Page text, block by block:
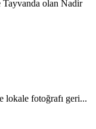
olan Nadir
lokale fotoğrafı geri...